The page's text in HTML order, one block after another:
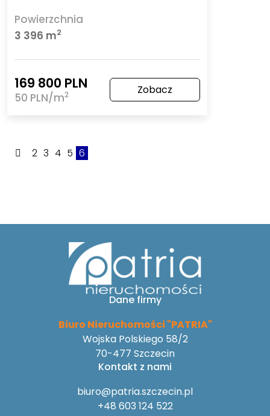
Powierzchnia
3 396 m2
169 800 PLN
50 PLN/m2 Zobacz
2 3 4 5 6
Dane firmy
Biuro Nieruchomości "PATRIA"
Wojska Polskiego 58/2
70-477 Szczecin
Kontakt z nami
biuro@patria.szczecin.pl
+48 603 124 522